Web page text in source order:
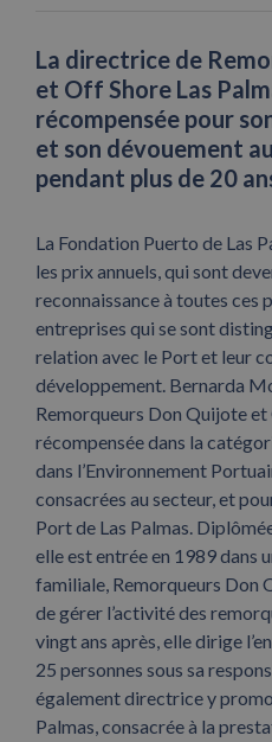
La directrice de
et Off Shore Las
récompensée pour
et son dévouement
pendant plus de 20
La Fondation Puerto de Las
les prix annuels, qui sont
reconnaissance à toutes ces
entreprises qui se sont
relation avec le Port et leur
développement. Bernarda
Remorqueurs Don Quijote et
récompensée dans la
dans l’Environnement
consacrées au secteur, et
Port de Las Palmas.
elle est entrée en 1989 dans
familiale, Remorqueurs Don
de gérer l’activité des
vingt ans après, elle dirige
25 personnes sous sa
également directrice y
Palmas, consacrée à la